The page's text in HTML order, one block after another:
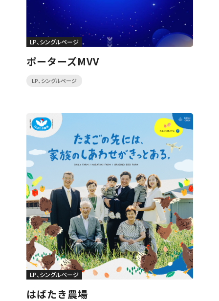
グラフィックデザイン
ブランディング・総合プロデュース
動画・映像・PV
LP、シングルページ
ポーターズMVV
LP、シングルページ
LP、シングルページ
はばたき農場